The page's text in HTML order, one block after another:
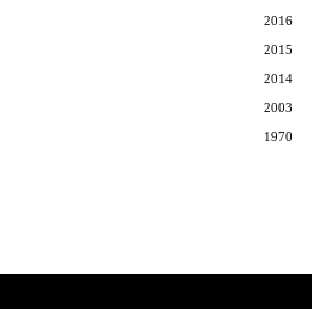
2016
2015
2014
2003
1970